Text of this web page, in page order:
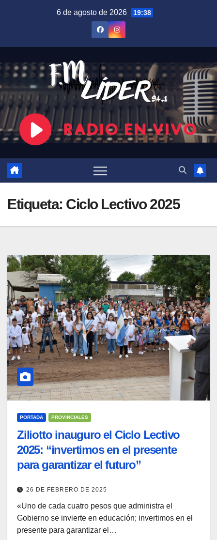
6 de agosto de 2026 19:38
Etiqueta: Ciclo Lectivo 2025
PORTADA PROVINCIALES
Ziliotto inauguro el Ciclo Lectivo
2025: “invertimos en el presente
para garantizar el futuro”
26 DE FEBRERO DE 2025
«Uno de cada cuatro pesos que administra el
Gobierno se invierte en educación; invertimos en el
presente para garantizar el…